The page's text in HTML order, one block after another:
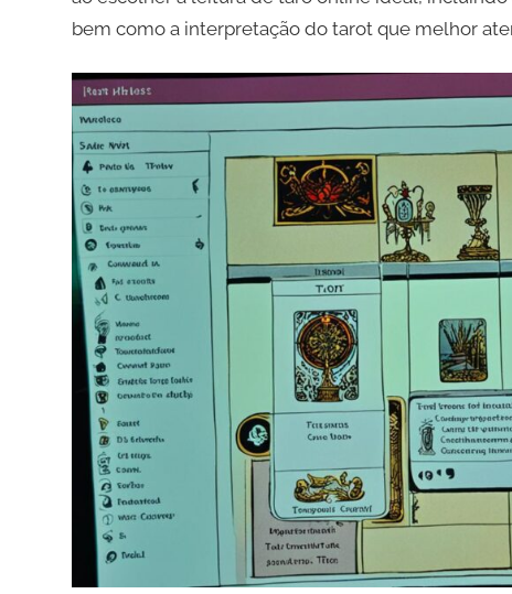
bem como a interpretação do tarot que melhor